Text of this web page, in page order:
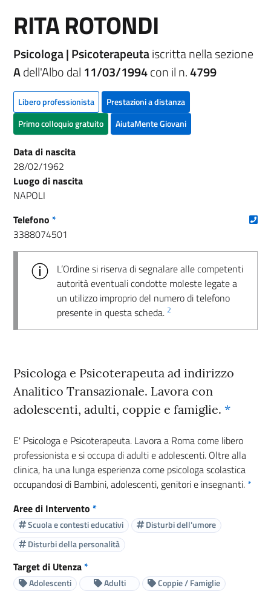
RITA ROTONDI
Psicologa | Psicoterapeutaiscritta nella sezione
Adell'Albo dal 11/03/1994con il n.4799
Libero professionista
Prestazioni a distanza
Primo colloquio gratuito
AiutaMente Giovani
Data di nascita
28/02/1962
Luogo di nascita
NAPOLI
Telefono *
3388074501
L’Ordine si riserva di segnalare alle competenti
autorità eventuali condotte moleste legate a
un utilizzo improprio del numero di telefono
presente in questa scheda. 2
Psicologa e Psicoterapeuta ad indirizzo
Analitico Transazionale. Lavora con
adolescenti, adulti, coppie e famiglie. *
E' Psicologa e Psicoterapeuta. Lavora a Roma come libero
professionista e si occupa di adulti e adolescenti. Oltre alla
clinica, ha una lunga esperienza come psicologa scolastica
occupandosi di Bambini, adolescenti, genitori e insegnanti. *
Aree di Intervento *
Scuola e contesti educativi
Disturbi dell'umore
Disturbi della personalità
Target di Utenza*
Adolescenti Adulti Coppie / Famiglie